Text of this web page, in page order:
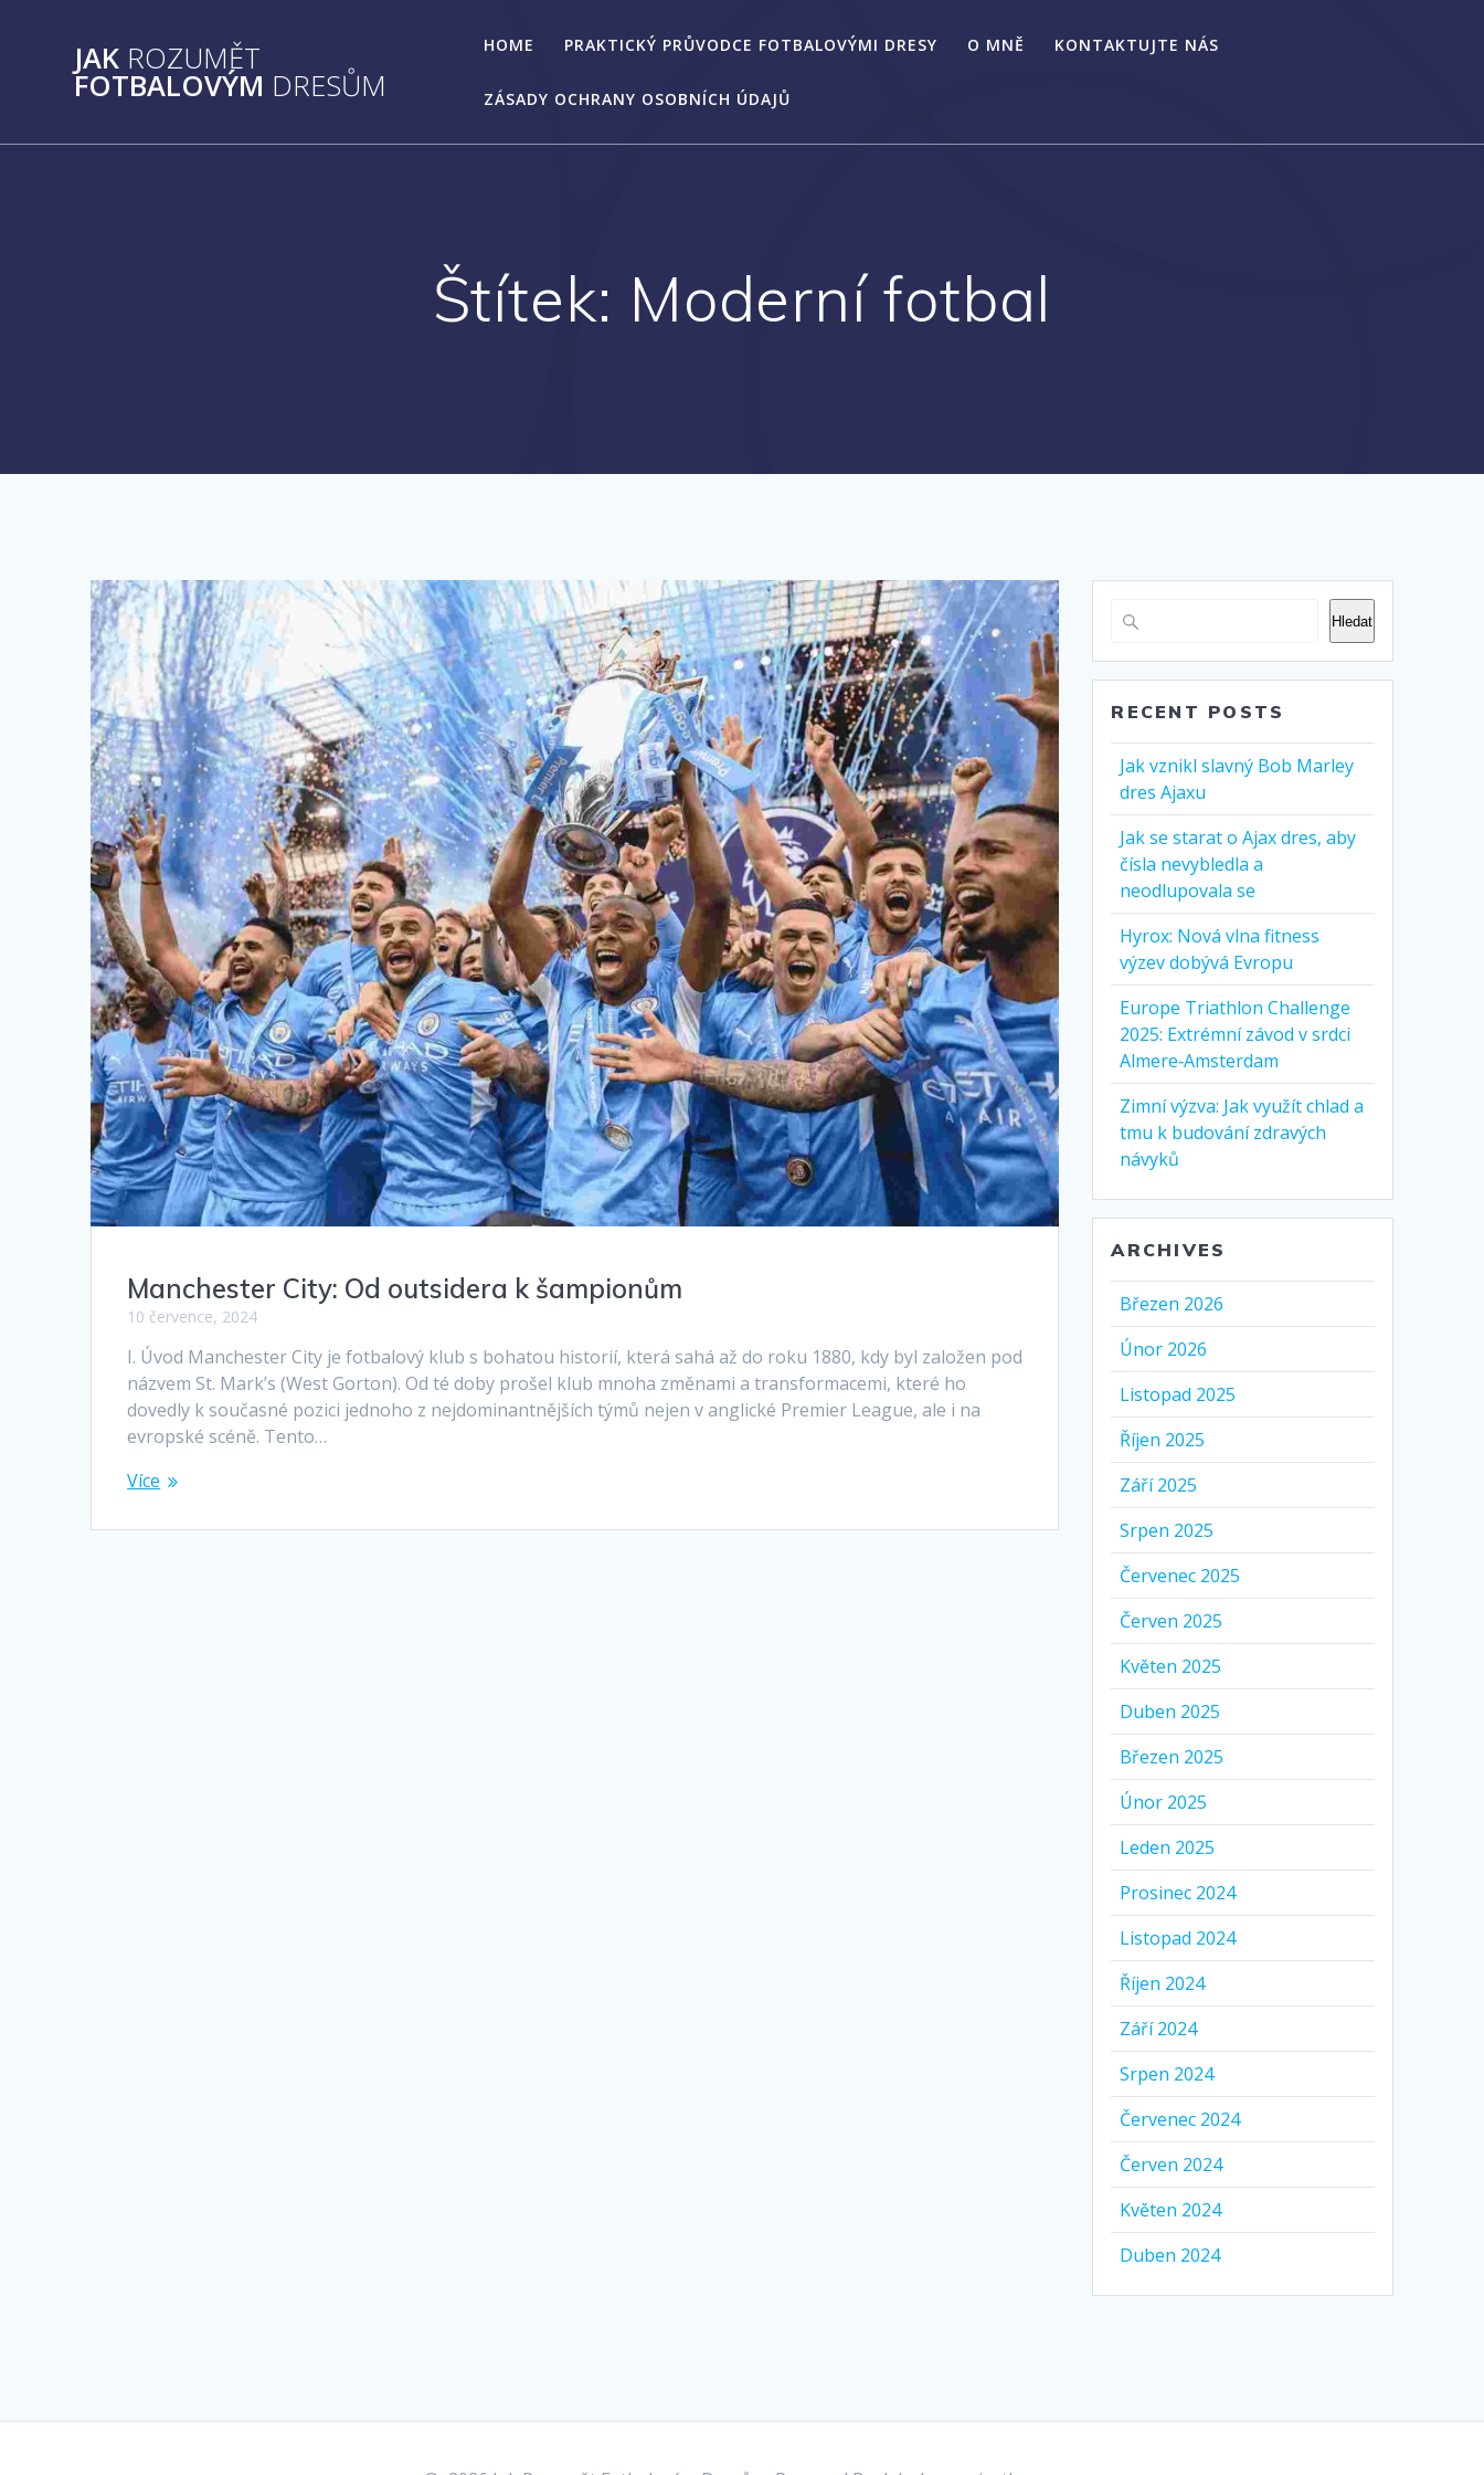
JAK ROZUMĚT
FOTBALOVÝM DRESŮM
HOME PRAKTICKÝ PRŮVODCE FOTBALOVÝMI DRESY O MNĚ KONTAKTUJTE NÁS
ZÁSADY OCHRANY OSOBNÍCH ÚDAJŮ
Štítek: Moderní fotbal
Manchester City: Od outsidera k šampionům
10 července, 2024
I. Úvod Manchester City je fotbalový klub s bohatou historií, která sahá až do roku 1880, kdy byl založen pod
názvem St. Mark’s (West Gorton). Od té doby prošel klub mnoha změnami a transformacemi, které ho
dovedly k současné pozici jednoho z nejdominantnějších týmů nejen v anglické Premier League, ale i na
evropské scéně. Tento…
Více
Hledat
RECENT POSTS
Jak vznikl slavný Bob Marley
dres Ajaxu
Jak se starat o Ajax dres, aby
čísla nevybledla a
neodlupovala se
Hyrox: Nová vlna fitness
výzev dobývá Evropu
Europe Triathlon Challenge
2025: Extrémní závod v srdci
Almere‑Amsterdam
Zimní výzva: Jak využít chlad a
tmu k budování zdravých
návyků
ARCHIVES
Březen 2026
Únor 2026
Listopad 2025
Říjen 2025
Září 2025
Srpen 2025
Červenec 2025
Červen 2025
Květen 2025
Duben 2025
Březen 2025
Únor 2025
Leden 2025
Prosinec 2024
Listopad 2024
Říjen 2024
Září 2024
Srpen 2024
Červenec 2024
Červen 2024
Květen 2024
Duben 2024